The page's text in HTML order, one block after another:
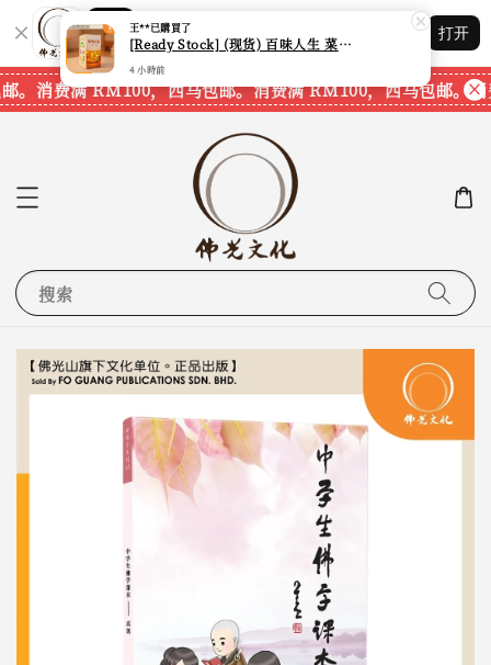
Shopping: 追踪您的订单
您信赖的商店
打开
。 消费满 RM100，西马包邮。消费满 RM100，西马包邮。消
搜索
王**已購買了
[Ready Stock] (现货) 百味人生 菜根谭 盲盒 (本地周边) (有隐藏款) (内含星云大师法语)
4 小時前